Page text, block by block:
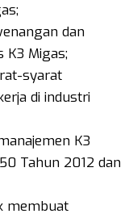
dan
K3 Migas;
syarat
di industri
K3
Tahun 2012 dan
membuat